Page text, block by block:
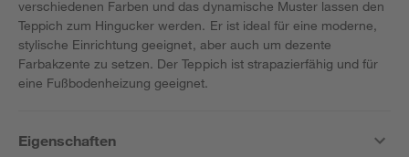
verschiedenen Farben und das dynamische Muster lassen den
Teppich zum Hingucker werden. Er ist ideal für eine moderne,
stylische Einrichtung geeignet, aber auch um dezente
Farbakzente zu setzen. Der Teppich ist strapazierfähig und für
eine Fußbodenheizung geeignet.
Eigenschaften